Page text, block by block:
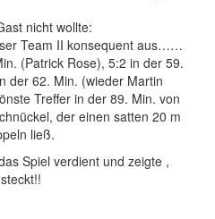
nicht wollte:
Team II konsequent aus……
(Patrick Rose), 5:2 in der 59.
der 62. Min. (wieder Martin
Treffer in der 89. Min. von
der einen satten 20 m
ließ.
Spiel verdient und zeigte ,